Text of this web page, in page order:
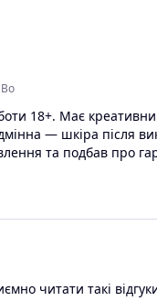
18+. Має
— шкіра після
та подбав про
читати такі